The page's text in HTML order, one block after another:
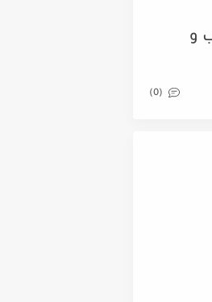
2023 | للملاعب و
(0)